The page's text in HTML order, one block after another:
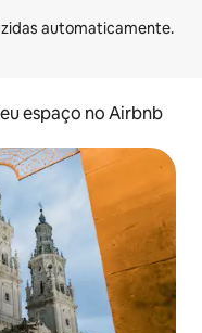
espaço no Airbnb